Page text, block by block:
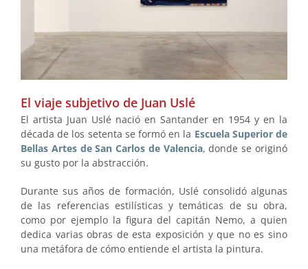
El viaje subjetivo de Juan Uslé
El artista Juan Uslé nació en Santander en 1954 y en la
década de los setenta se formó en la Escuela Superior de
Bellas Artes de San Carlos de Valencia, donde se originó
su gusto por la abstracción.
Durante sus años de formación, Uslé consolidó algunas
de las referencias estilísticas y temáticas de su obra,
como por ejemplo la figura del capitán Nemo, a quien
dedica varias obras de esta exposición y que no es sino
una metáfora de cómo entiende el artista la pintura.